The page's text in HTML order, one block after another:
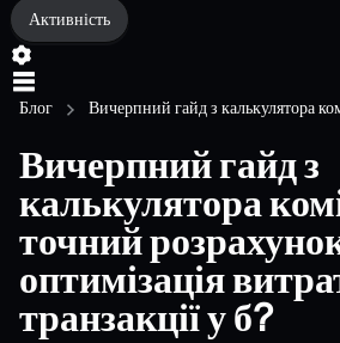
Активність
Блог Вичерпний гайд з калькулятора
Вичерпний гайд з
калькулятора
точний
оптимізація
транзакції у б?